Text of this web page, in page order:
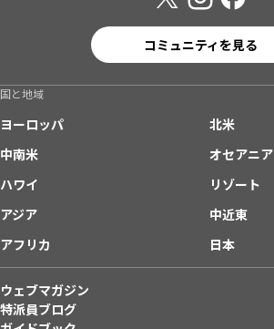
コミュニティを見る
国と地域
ヨーロッパ
北米
中南米
オセアニア
ハワイ
リゾート
アジア
中近東
アフリカ
日本
ウェブマガジン
特派員ブログ